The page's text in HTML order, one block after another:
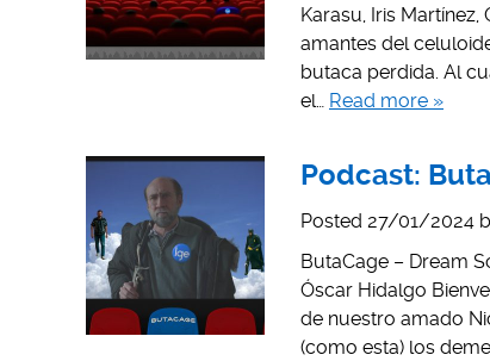
Karasu, Iris
amantes del
butaca perdida. Al
el… Read more »
Podcast:
Posted 27/01/2024
ButaCage – Dream
Óscar Hidalgo
de nuestro amado
(como esta) los